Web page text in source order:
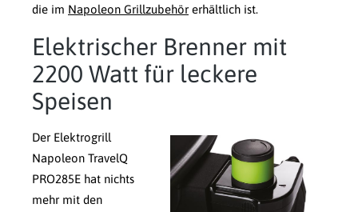
die im Napoleon Grillzubehör erhältlich ist.
Elektrischer Brenner mit
2200 Watt für leckere
Speisen
Der Elektrogrill
Napoleon TravelQ
PRO285E hat nichts
mehr mit den